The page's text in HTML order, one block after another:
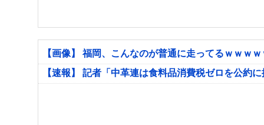
【画像】 福岡、こんなのが普通に走ってるｗｗｗ
【速報】 記者「中革連は食料品消費税ゼロを公約